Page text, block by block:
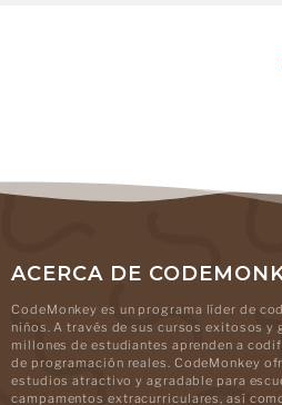
ACERCA DE
CodeMonkey es un programa líder de
niños. A través de sus cursos exitosos y
millones de estudiantes aprenden a
de programación reales. CodeMonkey
estudios atractivo y agradable para
campamentos extracurriculares, así